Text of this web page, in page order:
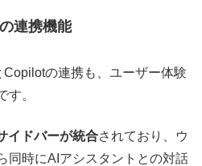
連携機能
の連携も、ユーザー体験
す。
イドバーが統合されており、ウ
同時にAIアシスタントとの対話